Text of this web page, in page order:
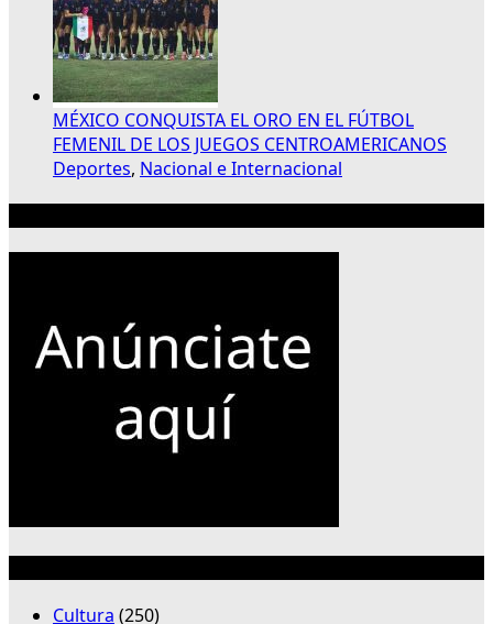
MÉXICO CONQUISTA EL ORO EN EL FÚTBOL
FEMENIL DE LOS JUEGOS CENTROAMERICANOS
Deportes, Nacional e Internacional
Cultura (250)